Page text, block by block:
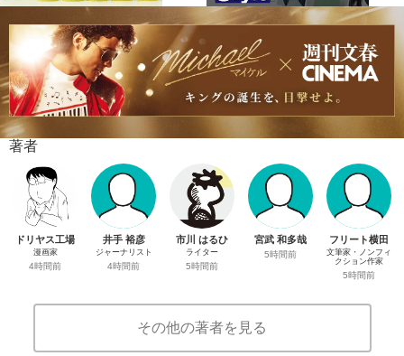
著者
ドリヤス工場
漫画家
4時間前
井手 裕彦
ジャーナリスト
4時間前
市川 はるひ
ライター
5時間前
宮武 和多哉
5時間前
フリート横田
文筆家・ノンフィ
クション作家
5時間前
その他の著者を見る